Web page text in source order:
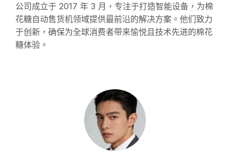
公司成立于 2017 年 3 月，专注于打造智能设备，为棉
花糖自动售货机领域提供最前沿的解决方案。他们致力
于创新，确保为全球消费者带来愉悦且技术先进的棉花
糖体验。